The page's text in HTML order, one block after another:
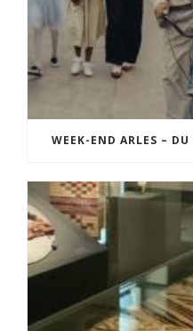
WEEK-END ARLES –